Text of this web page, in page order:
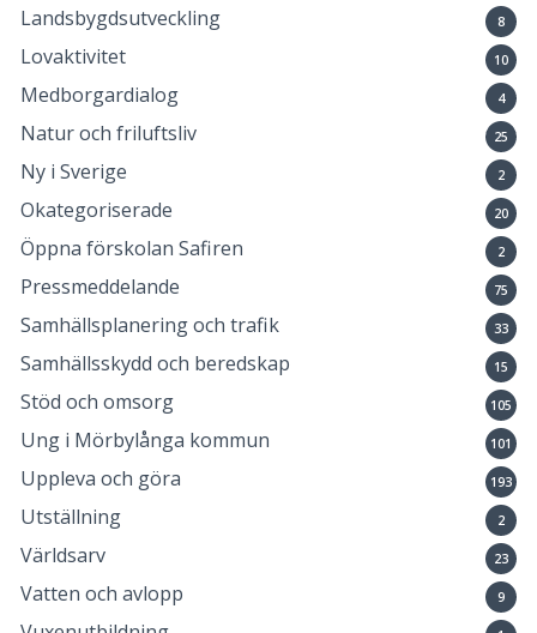
Landsbygdsutveckling 8
Lovaktivitet 10
Medborgardialog 4
Natur och friluftsliv 25
Ny i Sverige 2
Okategoriserade 20
Öppna förskolan Safiren 2
Pressmeddelande 75
Samhällsplanering och trafik 33
Samhällsskydd och beredskap 15
Stöd och omsorg 105
Ung i Mörbylånga kommun 101
Uppleva och göra 193
Utställning 2
Världsarv 23
Vatten och avlopp 9